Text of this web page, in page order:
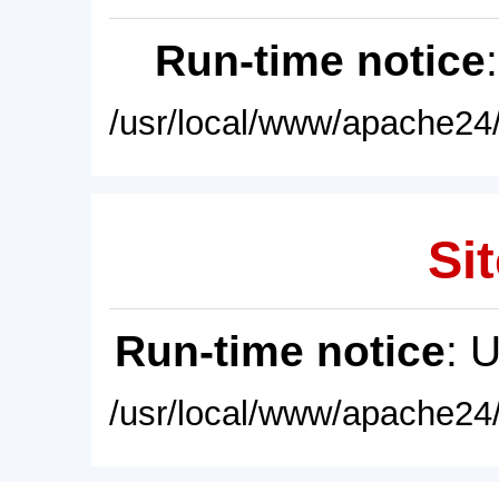
Run-time notice
/usr/local/www/
Run-time notice:
/usr/local/www/